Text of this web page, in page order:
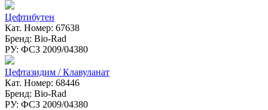
Цефтибутен
Кат. Номер: 67638
Бренд: Bio-Rad
РУ: ФСЗ 2009/04380
Цефтазидим / Клавуланат
Кат. Номер: 68446
Бренд: Bio-Rad
РУ: ФСЗ 2009/04380